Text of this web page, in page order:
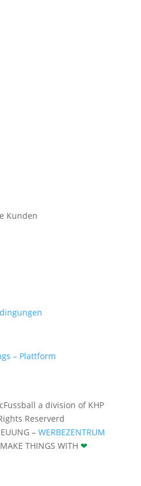
Kunden
– Plattform
a division of KHP
Reserverd
–WERBEZENTRUM
THINGS WITH ❤